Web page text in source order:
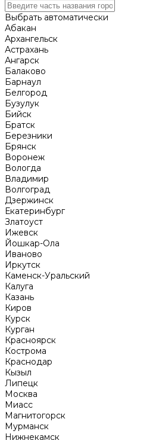
Выбрать автоматически
Абакан
Архангельск
Астрахань
Ангарск
Балаково
Барнаул
Белгород
Бузулук
Бийск
Братск
Березники
Брянск
Воронеж
Вологда
Владимир
Волгоград
Дзержинск
Екатеринбург
Златоуст
Ижевск
Йошкар-Ола
Иваново
Иркутск
Каменск-Уральский
Калуга
Казань
Киров
Курск
Курган
Красноярск
Кострома
Краснодар
Кызыл
Липецк
Москва
Миасс
Магнитогорск
Мурманск
Нижнекамск